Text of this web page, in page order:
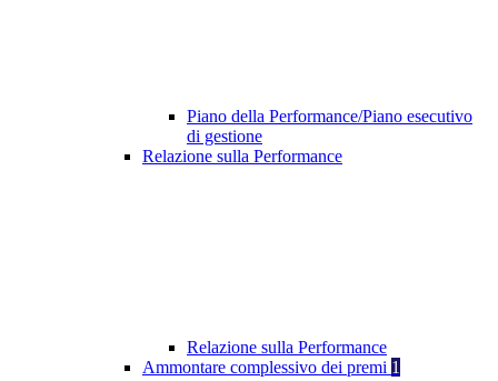
Piano della Performance/Piano esecutivo
di gestione
Relazione sulla Performance
Relazione sulla Performance
Ammontare complessivo dei premi 1